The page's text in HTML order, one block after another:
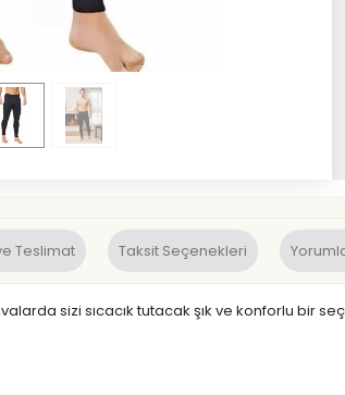
Teslimat Taksit Seçenekleri
sizi sıcacık tutacak şık ve konforlu bir